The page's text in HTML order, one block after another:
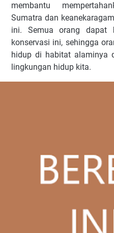
membantu
Sumatra dan
ini. Semua orang dapat
konservasi ini, sehingga
hidup di habitat alaminya
lingkungan hidup kita.